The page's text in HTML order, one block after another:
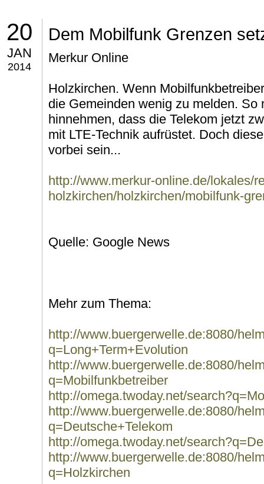
20
JAN
2014
Dem Mobilfunk Grenzen
Merkur Online
Holzkirchen. Wenn
die Gemeinden wenig zu melden.
hinnehmen, dass die Telekom jetzt
mit LTE-Technik aufrüstet. Doch
vorbei sein...
http://www.merkur-online.de/lokales/
holzkirchen/holzkirchen/mobilfunk-
Quelle: Google News
Mehr zum Thema:
http://www.buergerwelle.de:8080/
q=Long+Term+Evolution
http://www.buergerwelle.de:8080/
q=Mobilfunkbetreiber
http://omega.twoday.net/
http://www.buergerwelle.de:8080/
q=Deutsche+Telekom
http://omega.twoday.net/
http://www.buergerwelle.de:8080/
q=Holzkirchen